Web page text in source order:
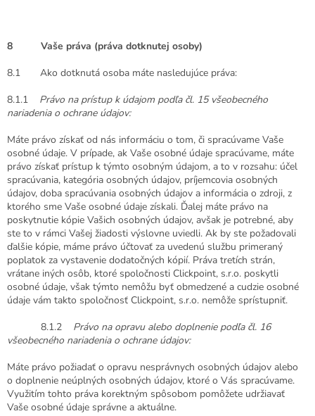
8 Vaše práva (práva dotknutej osoby)
8.1 Ako dotknutá osoba máte nasledujúce práva:
8.1.1 Právo na prístup k údajom podľa čl. 15 všeobecného
nariadenia o ochrane údajov:
Máte právo získať od nás informáciu o tom, či spracúvame Vaše
osobné údaje. V prípade, ak Vaše osobné údaje spracúvame, máte
právo získať prístup k týmto osobným údajom, a to v rozsahu: účel
spracúvania, kategória osobných údajov, príjemcovia osobných
údajov, doba spracúvania osobných údajov a informácia o zdroji, z
ktorého sme Vaše osobné údaje získali. Ďalej máte právo na
poskytnutie kópie Vašich osobných údajov, avšak je potrebné, aby
ste to v rámci Vašej žiadosti výslovne uviedli. Ak by ste požadovali
ďalšie kópie, máme právo účtovať za uvedenú službu primeraný
poplatok za vystavenie dodatočných kópií. Práva tretích strán,
vrátane iných osôb, ktoré spoločnosti Clickpoint, s.r.o. poskytli
osobné údaje, však týmto nemôžu byť obmedzené a cudzie osobné
údaje vám takto spoločnosť Clickpoint, s.r.o. nemôže sprístupniť.
8.1.2 Právo na opravu alebo doplnenie podľa čl. 16
všeobecného nariadenia o ochrane údajov:
Máte právo požiadať o opravu nesprávnych osobných údajov alebo
o doplnenie neúplných osobných údajov, ktoré o Vás spracúvame.
Využitím tohto práva korektným spôsobom pomôžete udržiavať
Vaše osobné údaje správne a aktuálne.